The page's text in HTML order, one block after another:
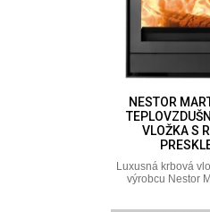
NESTOR
VLOŽKA S
Luxusná krbová
výrobcu Nestor